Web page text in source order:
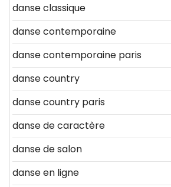
danse classique
danse contemporaine
danse contemporaine paris
danse country
danse country paris
danse de caractère
danse de salon
danse en ligne